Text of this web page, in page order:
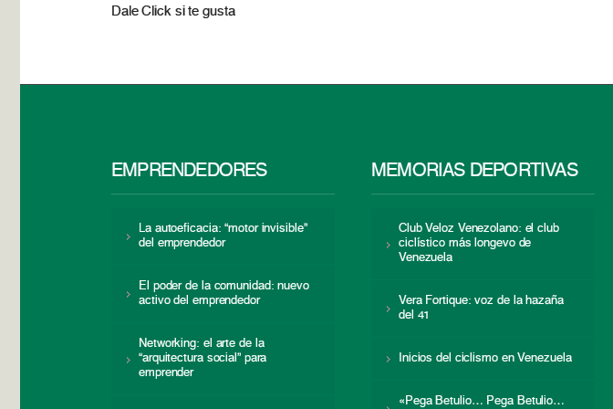
Dale Click si te gusta
EMPRENDEDORES
La autoeficacia: “motor invisible”
del emprendedor
El poder de la comunidad: nuevo
activo del emprendedor
Networking: el arte de la
“arquitectura social” para
emprender
MEMORIAS DEPORTIVAS
Club Veloz Venezolano: el club
ciclístico más longevo de
Venezuela
Vera Fortique: voz de la hazaña
del 41
Inicios del ciclismo en Venezuela
«Pega Betulio… Pega Betulio…